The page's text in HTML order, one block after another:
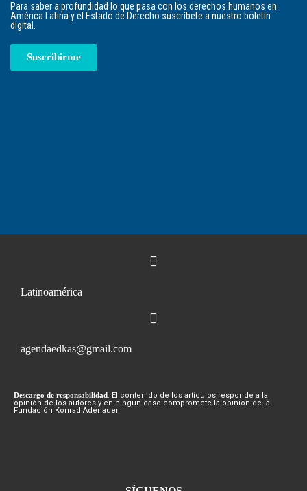
Para saber a profundidad lo que pasa con los derechos humanos en
América Latina y el Estado de Derecho suscríbete a nuestro boletín
digital.
Suscribirme
Latinoamérica
agendaedkas@gmail.com
Descargo de responsabilidad: El contenido de los artículos responde a la
opinión de los autores y en ningún caso compromete la opinión de la
Fundación Konrad Adenauer.